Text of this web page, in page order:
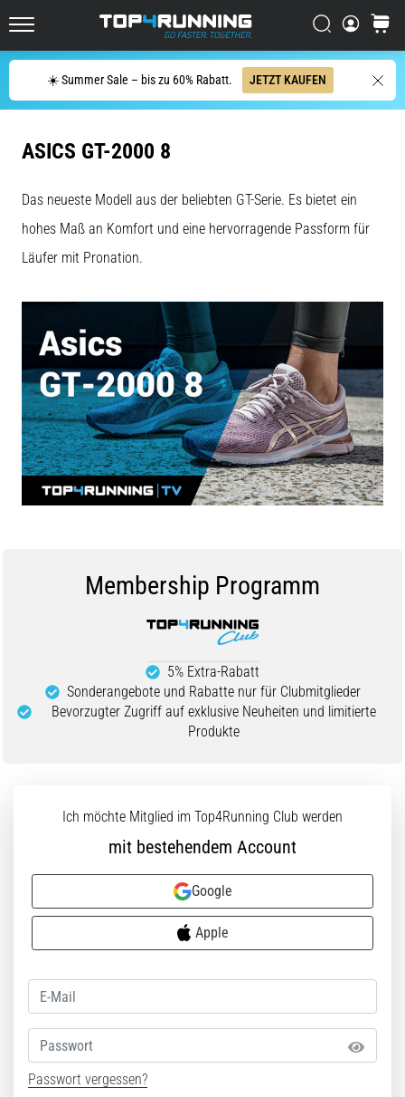
☀️ Summer Sale – bis zu 60% Rabatt. JETZT KAUFEN
Suchen
Entdecke
Schuhe
Straße
Trail
und…
Lesedauer 6 min
häufigsten
Ursachen
Knieschmerzen
während
und
nach
dem
Laufen
Knieschmerzen
ob
Hobbysportler
5. 8. 2026
Lesedauer 6 min
Plantarfasziitis:
Ursachen
und
Behandlung
Leidest
ASICS GT-2000 8
Das neueste Modell aus der beliebten GT-Serie. Es bietet ein
hohes Maß an Komfort und eine hervorragende Passform für
Läufer mit Pronation.
Membership Programm
5% Extra-Rabatt
Sonderangebote und Rabatte nur für Clubmitglieder
Bevorzugter Zugriff auf exklusive Neuheiten und limitierte
Produkte
Ich möchte Mitglied im Top4Running Club werden
mit bestehendem Account
Google
Apple
Passwort
Passwort vergessen?